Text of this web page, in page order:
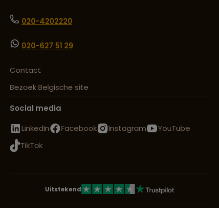
020-4202220
020-627 51 29
Contact
Bezoek Belgische site
Social media
LinkedIn
Facebook Instagram
YouTube
TikTok
Uitstekend